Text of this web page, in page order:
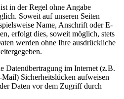
in der Regel ohne Angabe
Soweit auf unseren Seiten
Name, Anschrift oder E-
erfolgt dies, soweit möglich, stets
werden ohne Ihre ausdrückliche
Datenübertragung im Internet (z.B.
Sicherheitslücken aufweisen
Daten vor dem Zugriff durch